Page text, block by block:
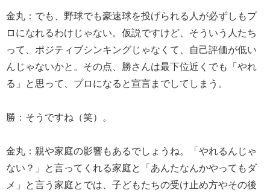
金丸：でも、野球でも豪速球を投げられる人が必ずしもプ
ロになれるわけじゃない。仮説ですけど、そういう人たち
って、ポジティブシンキングじゃなくて、自己評価が低い
んじゃないかと。その点、勝さんは最下位近くでも「やれ
る」と思って、プロになると宣言までしてしまう。
勝：そうですね（笑）。
金丸：親や家庭の影響もあるでしょうね。「やれるんじゃ
ない？」と言ってくれる家庭と「あんたなんかやってもダ
メ」と言う家庭とでは、子どもたちの受け止め方やその後